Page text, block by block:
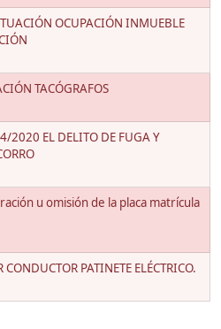
OCUPACIÓN INMUEBLE
TACÓGRAFOS
2020 EL DELITO DE FUGA Y
u omisión de la placa matrícula
PATINETE ELÉCTRICO.